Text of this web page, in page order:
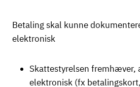
Betaling skal kunne
elektronisk
Skattestyrelsen fremhæver,
elektronisk (fx